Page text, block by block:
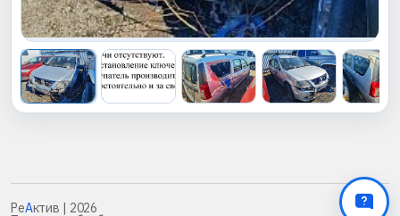
РеАктив | 2026